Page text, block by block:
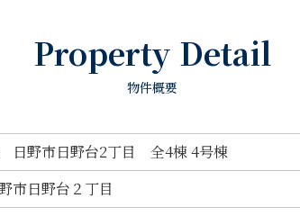
Property Detail
物件概要
日野市日野台2丁目 全4棟 4号棟
市日野台２丁目